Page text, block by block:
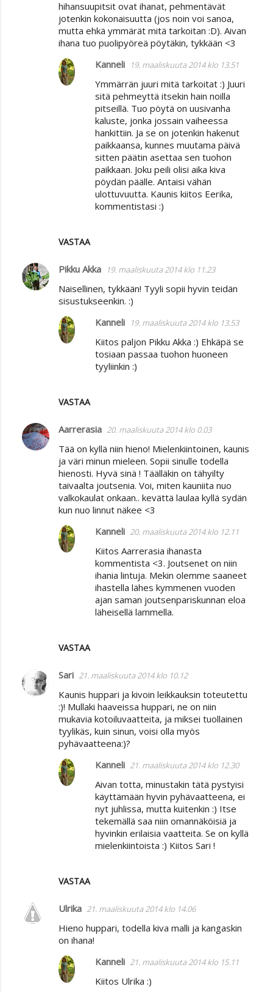
hihansuupitsit ovat ihanat, pehmentävät
jotenkin kokonaisuutta (jos noin voi sanoa,
mutta ehkä ymmärät mitä tarkoitan :D). Aivan
ihana tuo puolipyöreä pöytäkin, tykkään <3
VASTAA
Kanneli 19. maaliskuuta 2014 klo 13.51
Ymmärrän juuri mitä tarkoitat :) Juuri
sitä pehmeyttä itsekin hain noilla
pitseillä. Tuo pöytä on uusivanha
kaluste, jonka jossain vaiheessa
hankittiin. Ja se on jotenkin hakenut
paikkaansa, kunnes muutama päivä
sitten päätin asettaa sen tuohon
paikkaan. Joku peili olisi aika kiva
pöydän päälle. Antaisi vähän
ulottuvuutta. Kaunis kiitos Eerika,
kommentistasi :)
Pikku Akka 19. maaliskuuta 2014 klo 11.23
Naisellinen, tykkään! Tyyli sopii hyvin teidän
sisustukseenkin. :)
VASTAA
Kanneli 19. maaliskuuta 2014 klo 13.53
Kiitos paljon Pikku Akka :) Ehkäpä se
tosiaan passaa tuohon huoneen
tyyliinkin :)
Aarrerasia 20. maaliskuuta 2014 klo 0.03
Tää on kyllä niin hieno! Mielenkiintoinen, kaunis
ja väri minun mieleen. Sopii sinulle todella
hienosti. Hyvä sinä ! Täälläkin on tähyilty
taivaalta joutsenia. Voi, miten kauniita nuo
valkokaulat onkaan.. kevättä laulaa kyllä sydän
kun nuo linnut näkee <3
VASTAA
Kanneli 20. maaliskuuta 2014 klo 12.11
Kiitos Aarrerasia ihanasta
kommentista <3. Joutsenet on niin
ihania lintuja. Mekin olemme saaneet
ihastella lähes kymmenen vuoden
ajan saman joutsenpariskunnan eloa
läheisellä lammella.
Sari 21. maaliskuuta 2014 klo 10.12
Kaunis huppari ja kivoin leikkauksin toteutettu
:)! Mullaki haaveissa huppari, ne on niin
mukavia kotoiluvaatteita, ja miksei tuollainen
tyylikäs, kuin sinun, voisi olla myös
pyhävaatteena:)?
VASTAA
Kanneli 21. maaliskuuta 2014 klo 12.30
Aivan totta, minustakin tätä pystyisi
käyttämään hyvin pyhävaatteena, ei
nyt juhlissa, mutta kuitenkin :) Itse
tekemällä saa niin omannäköisiä ja
hyvinkin erilaisia vaatteita. Se on kyllä
mielenkiintoista :) Kiitos Sari !
Ulrika 21. maaliskuuta 2014 klo 14.06
Hieno huppari, todella kiva malli ja kangaskin
on ihana!
Kanneli 21. maaliskuuta 2014 klo 15.11
Kiitos Ulrika :)